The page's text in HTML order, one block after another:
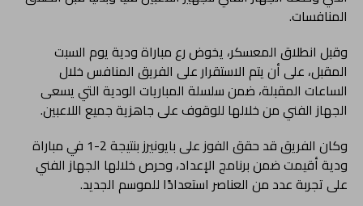
المنافسات.
وقبل انطلاق المعسكر، يخوض رع مباراة ودية يوم السبت
المقبل، على أن يتم الاستقرار على الفريق المنافس خلال
الساعات المقبلة، ضمن سلسلة المباريات الودية التي يسعى
الجهاز الفني من خلالها للوقوف على جاهزية جميع اللاعبين.
وكان الفريق قد حقق الفوز على بايونيرز بنتيجة 2-1 في مباراة
ودية أقيمت ضمن برنامج الإعداد، وحرص خلالها الجهاز الفني
على تجربة عدد من العناصر استعدادًا للموسم الجديد.